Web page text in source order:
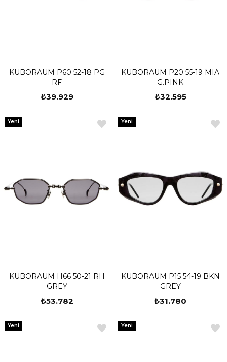
KUBORAUM P60 52-18 PG
RF
₺39.929
KUBORAUM P20 55-19 MIA
G.PINK
₺32.595
KUBORAUM H66 50-21 RH
GREY
₺53.782
Yeni
KUBORAUM P15 54-19 BKN
GREY
₺31.780
Yeni
Yeni
Yeni